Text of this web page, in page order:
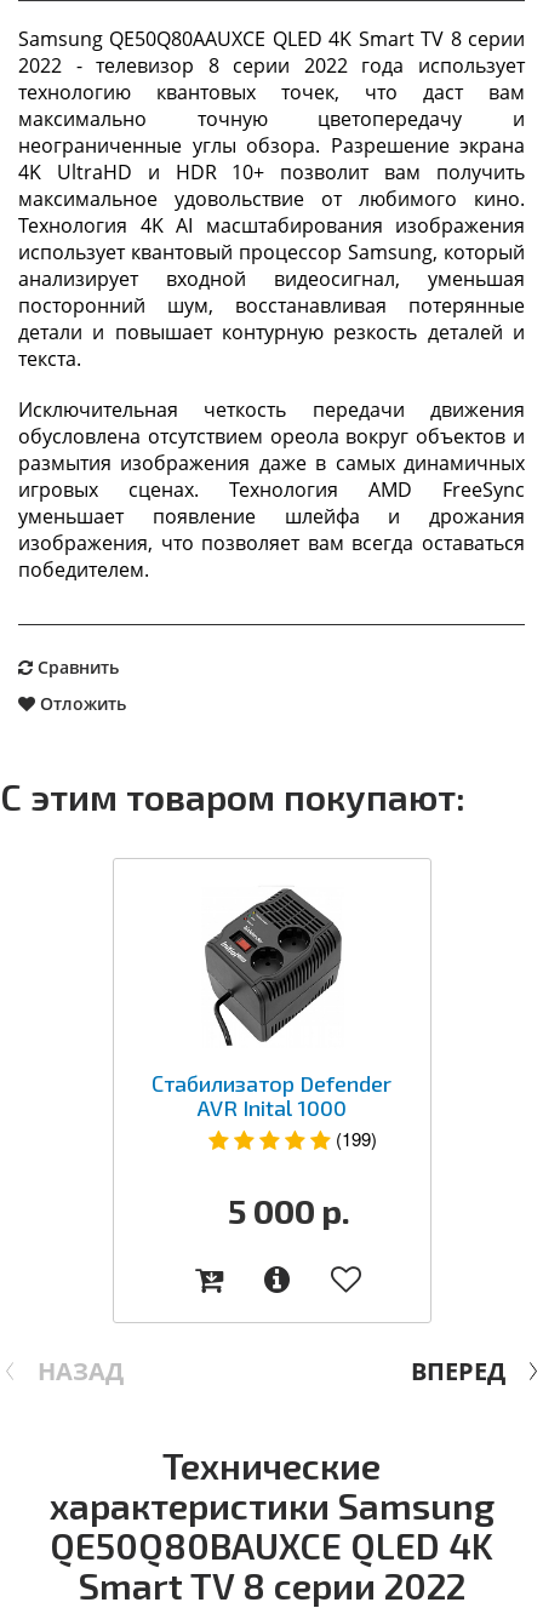
Samsung QE50Q80AAUXCE QLED 4K Smart TV 8 серии
2022 - телевизор 8 серии 2022 года использует
технологию квантовых точек, что даст вам
максимально точную цветопередачу и
неограниченные углы обзора. Разрешение экрана
4K UltraHD и HDR 10+ позволит вам получить
максимальное удовольствие от любимого кино.
Технология 4K AI масштабирования изображения
использует квантовый процессор Samsung, который
анализирует входной видеосигнал, уменьшая
посторонний шум, восстанавливая потерянные
детали и повышает контурную резкость деталей и
текста.
Исключительная четкость передачи движения
обусловлена отсутствием ореола вокруг объектов и
размытия изображения даже в самых динамичных
игровых сценах. Технология AMD FreeSync
уменьшает появление шлейфа и дрожания
изображения, что позволяет вам всегда оставаться
победителем.
Сравнить
Отложить
С этим товаром покупают:
НАЗАД
Стабилизатор Defender
AVR Inital 1000
(199)
5 000 р.
ВПЕРЕД
Технические
характеристики Samsung
QE50Q80BAUXCE QLED 4K
Smart TV 8 серии 2022